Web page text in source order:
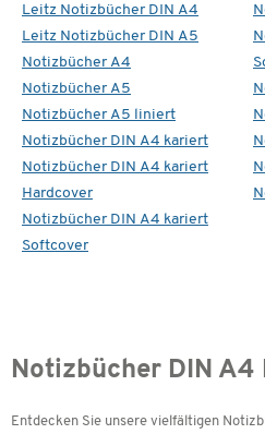
Leitz Notizbücher DIN A4
Leitz Notizbücher DIN A5
Notizbücher A4
Notizbücher A5
Notizbücher A5 liniert
Notizbücher DIN A4 kariert
Notizbücher DIN A4 kariert
Hardcover
Notizbücher DIN A4 kariert
Softcover
Notizbücher DIN A4
Entdecken Sie unsere vielfältigen